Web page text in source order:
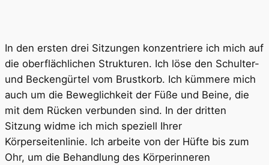
In den ersten drei Sitzungen konzentriere ich mich auf
die oberflächlichen Strukturen. Ich löse den Schulter-
und Beckengürtel vom Brustkorb. Ich kümmere mich
auch um die Beweglichkeit der Füße und Beine, die
mit dem Rücken verbunden sind. In der dritten
Sitzung widme ich mich speziell Ihrer
Körperseitenlinie. Ich arbeite von der Hüfte bis zum
Ohr, um die Behandlung des Körperinneren